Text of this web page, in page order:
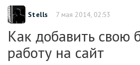
Stells 7 мая 2014, 02:53
Как добавить свою
работу на сайт